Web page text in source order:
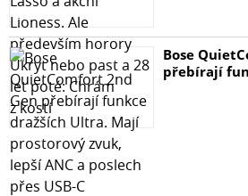
Bose
přebírají